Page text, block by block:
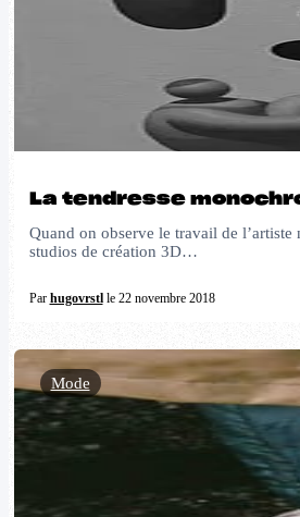
La tendresse
Quand on observe le travail de
studios de création 3D…
Par hugovrstlle 22 novembre 2018
Mode